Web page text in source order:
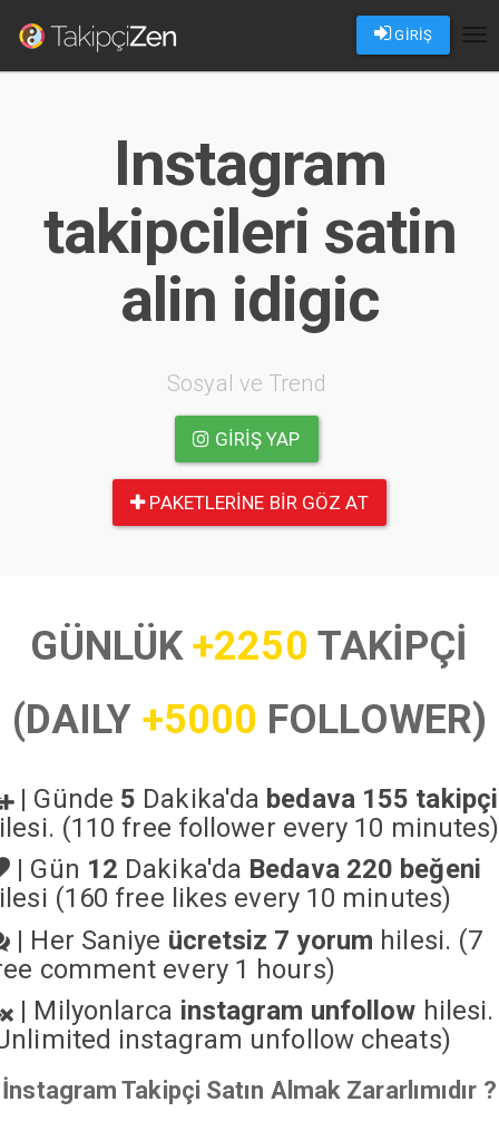
GİRİŞ
Instagram
takipcileri satin
alin idigic
Sosyal ve Trend
GIRIŞ YAP
PAKETLERINE BIR GÖZ AT
GÜNLÜK+2250 TAKİPÇİ
(DAILY +5000 FOLLOWER)
| Günde 5 Dakika'da bedava 155 takipçi
(110 free follower every 10 minutes)
| Gün 12 Dakika'da Bedava 220 beğeni
(160 free likes every 10 minutes)
| Her Saniye ücretsiz 7 yorum hilesi. (7
comment every 1 hours)
| Milyonlarca instagram unfollow hilesi.
instagram unfollow cheats)
İnstagram Takipçi Satın Almak Zararlımıdır ?